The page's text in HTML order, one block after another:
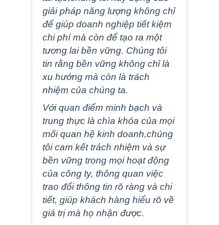
giải pháp năng lượng không chỉ
để giúp doanh nghiệp tiết kiệm
chi phí mà còn để tạo ra một
tương lai bền vững. Chúng tôi
tin rằng bền vững không chỉ là
xu hướng mà còn là trách
nhiệm của chúng ta.
Với quan điểm minh bạch và
trung thực là chìa khóa của mọi
mối quan hệ kinh doanh,chúng
tôi cam kết trách nhiệm và sự
bền vững trong mọi hoạt động
của công ty, thông quan việc
trao đổi thông tin rõ ràng và chi
tiết, giúp khách hàng hiểu rõ về
giá trị mà họ nhận được.